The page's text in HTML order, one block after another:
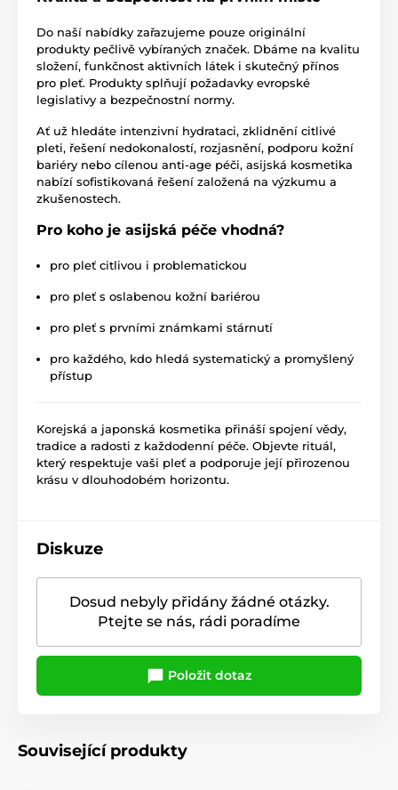
Do naší nabídky zařazujeme pouze originální
produkty pečlivě vybíraných značek. Dbáme na kvalitu
složení, funkčnost aktivních látek i skutečný přínos
pro pleť. Produkty splňují požadavky evropské
legislativy a bezpečnostní normy.
Ať už hledáte intenzivní hydrataci, zklidnění citlivé
pleti, řešení nedokonalostí, rozjasnění, podporu kožní
bariéry nebo cílenou anti-age péči, asijská kosmetika
nabízí sofistikovaná řešení založená na výzkumu a
zkušenostech.
Pro koho je asijská péče vhodná?
pro pleť citlivou i problematickou
pro pleť s oslabenou kožní bariérou
pro pleť s prvními známkami stárnutí
pro každého, kdo hledá systematický a promyšlený
přístup
Korejská a japonská kosmetika přináší spojení vědy,
tradice a radosti z každodenní péče. Objevte rituál,
který respektuje vaši pleť a podporuje její přirozenou
krásu v dlouhodobém horizontu.
Diskuze
Dosud nebyly přidány žádné otázky.
Ptejte se nás, rádi poradíme
Položit dotaz
Související produkty